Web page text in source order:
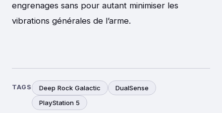
engrenages sans pour autant minimiser les
vibrations générales de l’arme.
TAGS Deep Rock Galactic
DualSense
PlayStation 5